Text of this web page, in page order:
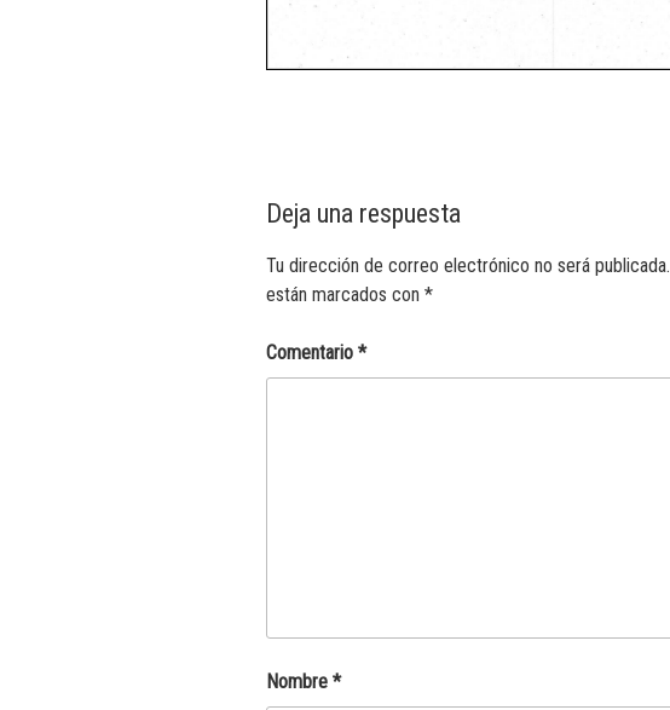
Deja una respuesta
Tu dirección de correo electrónico no será publicada.
están marcados con *
Comentario *
Nombre *